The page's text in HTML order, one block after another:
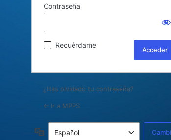
Contraseña
Recuérdame
¿Has olvidado tu contraseña?
← Ir a MPPS
Idioma